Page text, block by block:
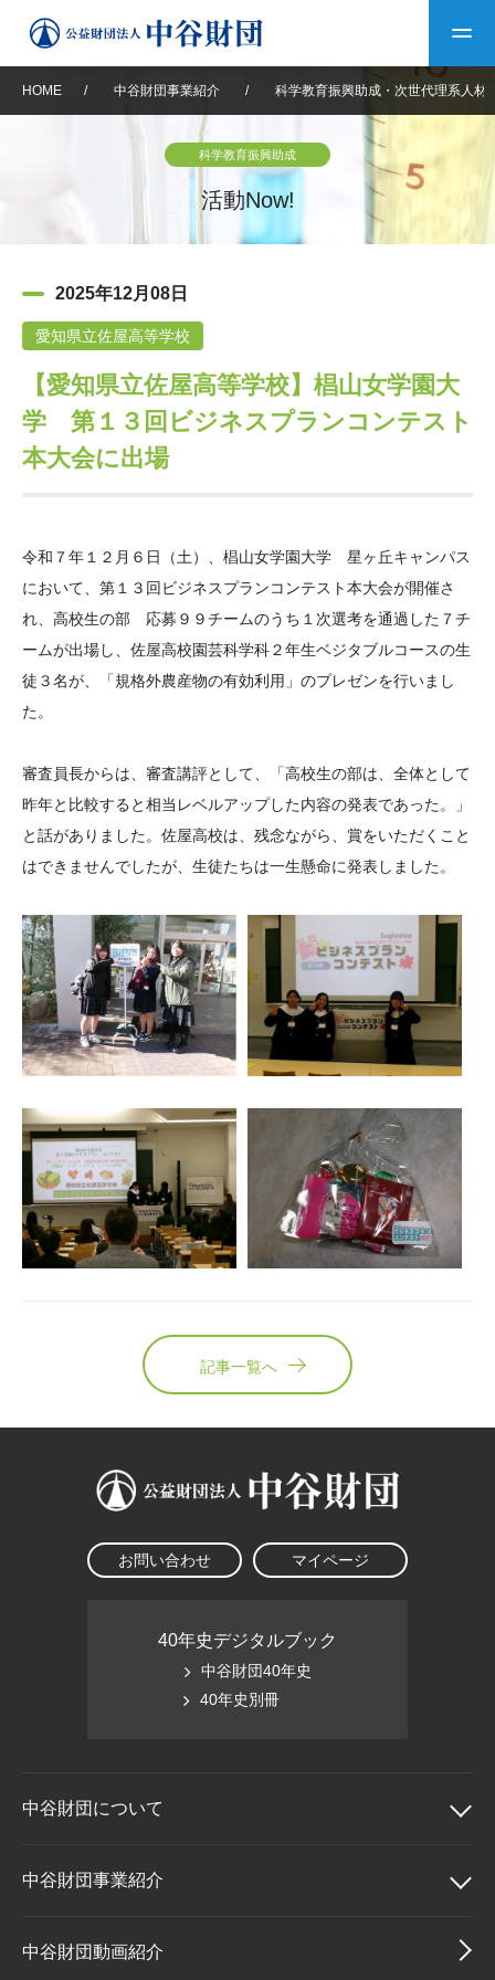
中谷財団について
設立趣意書
沿革 40年史デジタルブック
中谷財団40年史
年報一覧 中谷財団レポート
中谷財団事業紹介
神戸賞 長期大型研究助成
研究助成
ム
科学教育振興助成・
次世代理系人材育成プ
ログラム助成
中谷財団動画紹介
その他情報
その他情報
アクセス よくあるご質問
サイトマップ 中谷財団アーカイブ
日本語 English マイページ
HOME / 中谷財団事業紹介 / 科学教育振興助成・次世代理系人材
科学教育振興助成
活動Now!
2025年12月08日
愛知県立佐屋高等学校
【愛知県立佐屋高等学校】椙山女学園大
学 第１３回ビジネスプランコンテスト
本大会に出場
令和７年１２月６日（土）、椙山女学園大学 星ヶ丘キャンパス
において、第１３回ビジネスプランコンテスト本大会が開催さ
れ、高校生の部 応募９９チームのうち１次選考を通過した７チ
ームが出場し、佐屋高校園芸科学科２年生ベジタブルコースの生
徒３名が、「規格外農産物の有効利用」のプレゼンを行いまし
た。
審査員長からは、審査講評として、「高校生の部は、全体として
昨年と比較すると相当レベルアップした内容の発表であった。」
と話がありました。佐屋高校は、残念ながら、賞をいただくこと
はできませんでしたが、生徒たちは一生懸命に発表しました。
記事一覧へ
お問い合わせ マイページ
40年史デジタルブック
中谷財団40年史
40年史別冊
中谷財団について
中谷財団について
理事長挨拶
中谷財団事業紹介
中谷財団事業紹介
中谷財団動画紹介